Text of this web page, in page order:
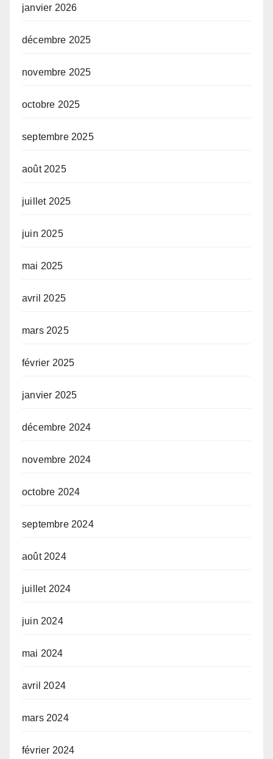
janvier 2026
décembre 2025
novembre 2025
octobre 2025
septembre 2025
août 2025
juillet 2025
juin 2025
mai 2025
avril 2025
mars 2025
février 2025
janvier 2025
décembre 2024
novembre 2024
octobre 2024
septembre 2024
août 2024
juillet 2024
juin 2024
mai 2024
avril 2024
mars 2024
février 2024